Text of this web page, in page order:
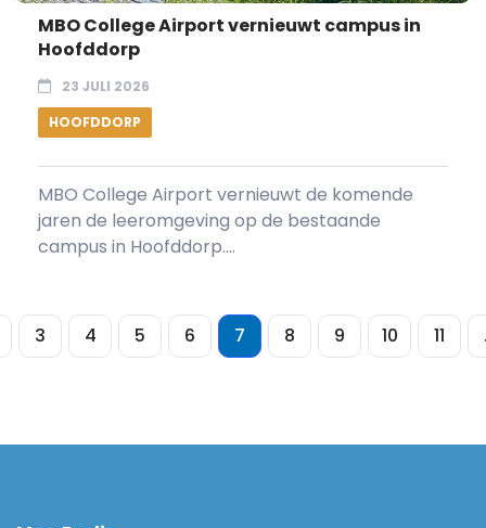
MBO College Airport vernieuwt campus in
Hoofddorp
23 JULI 2026
HOOFDDORP
MBO College Airport vernieuwt de komende
jaren de leeromgeving op de bestaande
campus in Hoofddorp....
3 4 5 6 7 8 9 10 11